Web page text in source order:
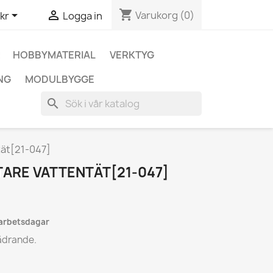
  Logga in shopping_cart Varukorg (0)
HOBBYMATERIAL
VERKTYG
MODULBYGGE
search
047]
VATTENTÄT[21-047]